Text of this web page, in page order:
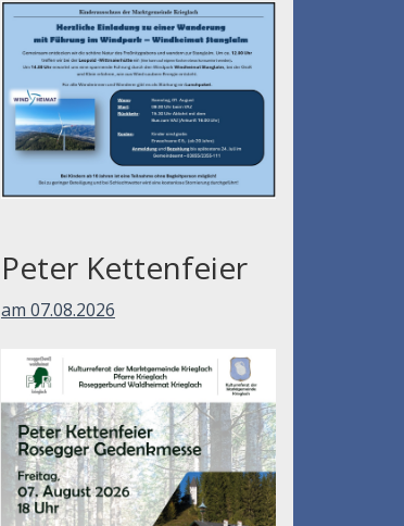
Peter Kettenfeier
am 07.08.2026